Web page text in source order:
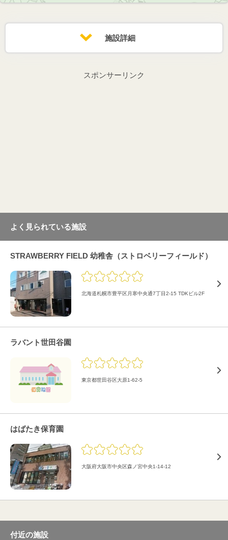
施設詳細
スポンサーリンク
よく見られている施設
STRAWBERRY FIELD 幼稚舎（ストロベリーフィールド）
北海道札幌市豊平区月寒中央通7丁目2-15 TDKビル2F
ラバント世田谷園
東京都世田谷区大原1-62-5
はばたき保育園
大阪府大阪市中央区森ノ宮中央1-14-12
付近の施設